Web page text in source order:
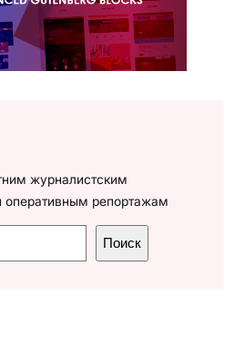
журналистским
оперативным репортажам
Поиск